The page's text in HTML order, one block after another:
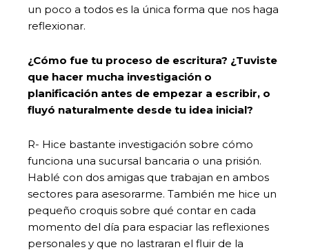
un poco a todos es la única forma que nos haga
reflexionar.
¿Cómo fue tu proceso de escritura? ¿Tuviste
que hacer mucha investigación o
planificación antes de empezar a escribir, o
fluyó naturalmente desde tu idea inicial?
R- Hice bastante investigación sobre cómo
funciona una sucursal bancaria o una prisión.
Hablé con dos amigas que trabajan en ambos
sectores para asesorarme. También me hice un
pequeño croquis sobre qué contar en cada
momento del día para espaciar las reflexiones
personales y que no lastraran el fluir de la